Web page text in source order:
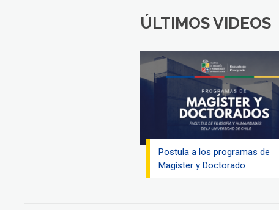
ÚLTIMOS VIDEOS
Postula a los programas de
Magíster y Doctorado